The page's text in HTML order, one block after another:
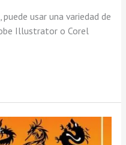
usar una variedad de
Illustrator o Corel